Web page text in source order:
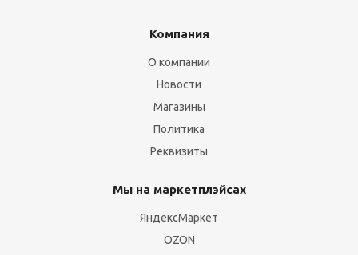
Компания
О компании
Новости
Магазины
Политика
Реквизиты
Мы на маркетплэйсах
ЯндексМаркет
OZON